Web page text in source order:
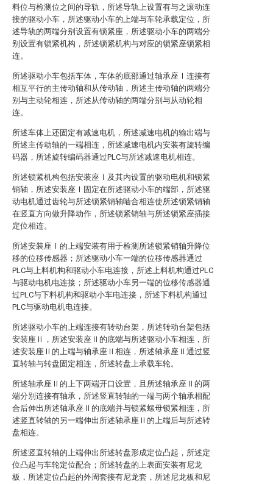
料位与检测位之间的导轨，所述导轨上设置有与之滚动连
接的驱动小车，所述驱动小车的上端与车轮承载定位，所
述导轨的两端分别设置有锁紧座，所述驱动小车的两端分
别设置有锁紧机构，所述锁紧机构与对应的锁紧座锁紧相
连。
所述驱动小车包括车体，车体的底部通过轴承座Ⅰ连接有
相互平行的主传动轴和从传动轴，所述主传动轴的两端分
别与主动轮相连，所述从传动轴的两端分别与从动轮相
连。
所述车体上还固定有减速电机，所述减速电机的输出端与
所述主传动轴的一端相连，所述减速电机内安装有旋转编
码器，所述旋转编码器通过PLC与所述减速电机相连。
所述锁紧机构包括安装座Ⅰ及其内设置的驱动电机和锁紧
销轴，所述安装座Ⅰ固定在所述驱动小车的端部，所述驱
动电机通过齿轮与所述锁紧销轴啮合相连使所述锁紧销轴
在竖直方向做升降动作，所述锁紧销轴与所述锁紧座插接
定位相连。
所述安装座Ⅰ的上端安装有用于检测所述锁紧销轴升降位
移的位移传感器；所述驱动小车一端的位移传感器通过
PLC与上料机构和驱动小车电连接，所述上料机构通过PLC
与驱动电机电连接；所述驱动小车另一端的位移传感器通
过PLC与下料机构和驱动小车电连接，所述下料机构通过
PLC与驱动电机电连接。
所述驱动小车的上端连接有转动台架，所述转动台架包括
安装座Ⅱ，所述安装座Ⅱ的底端与所述驱动小车相连，所
述安装座Ⅱ的上端与轴承座Ⅱ相连，所述轴承座Ⅱ通过竖
直转轴与转盘固定相连，所述转盘上承载车轮。
所述轴承座Ⅱ的上下两端开口设置，且所述轴承座Ⅱ的两
端分别连接有轴承，所述竖直转轴的一端与两个轴承相配
合后伸出所述轴承座Ⅱ的底端并与锁紧螺母锁紧相连，所
述竖直转轴的另一端伸出所述轴承座Ⅱ的上端后与所述转
盘相连。
所述竖直转轴的上端伸出所述转盘形成定位凸起，所述定
位凸起与车轮定位配合；所述转盘的上表面安装有尼龙
板，所述定位凸起的外周套接有尼龙套，所述尼龙板和尼